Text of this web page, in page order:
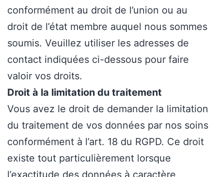
conformément au droit de l’union ou au
droit de l’état membre auquel nous sommes
soumis. Veuillez utiliser les adresses de
contact indiquées ci-dessous pour faire
valoir vos droits.
Droit à la limitation du traitement
Vous avez le droit de demander la limitation
du traitement de vos données par nos soins
conformément à l’art. 18 du RGPD. Ce droit
existe tout particulièrement lorsque
l’exactitude des données à caractère